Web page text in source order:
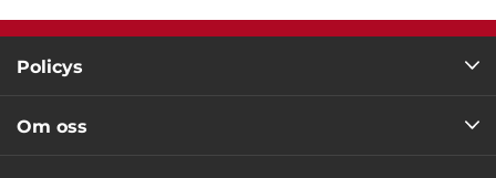
Policys
Om oss